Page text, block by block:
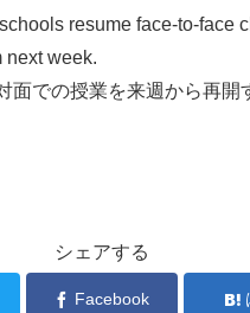
resume face-to-face
next week.
面での授業を来週から再開
シェアする
Facebook